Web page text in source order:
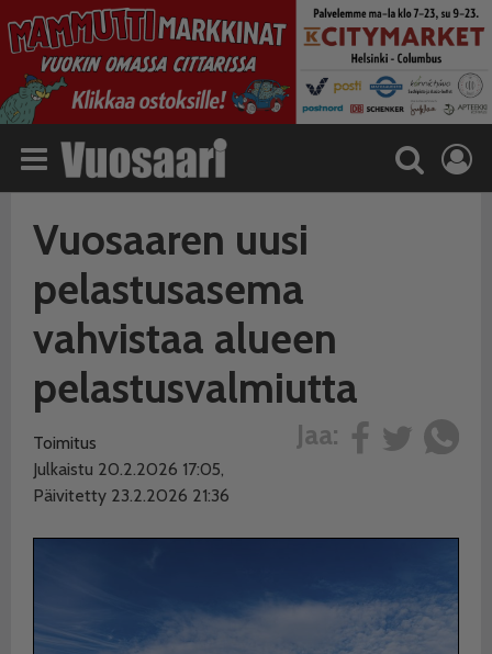
Vuosaaren uusi
pelastusasema
vahvistaa alueen
pelastusvalmiutta
Jaa:
Toimitus
Julkaistu 20.2.2026 17:05,
Päivitetty 23.2.2026 21:36